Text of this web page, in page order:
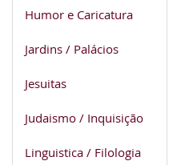
Humor e Caricatura
Jardins / Palácios
Jesuitas
Judaismo / Inquisição
Linguistica / Filologia